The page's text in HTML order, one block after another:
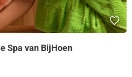
Spa van BijHoen